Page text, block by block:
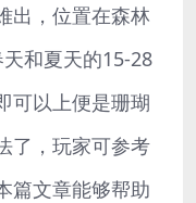
出，位置在森林
和夏天的15-28
可以上便是珊瑚
了，玩家可参考
篇文章能够帮助